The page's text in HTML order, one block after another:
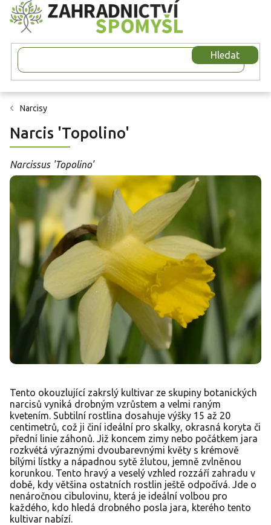
Přejít
na
obsah
Hledat
Narcisy
Narcis 'Topolino'
Narcissus 'Topolino'
Tento okouzlující zakrslý kultivar ze skupiny botanických
narcisů vyniká drobným vzrůstem a velmi raným
kvetením. Subtilní rostlina dosahuje výšky 15 až 20
centimetrů, což ji činí ideální pro skalky, okrasná koryta či
přední linie záhonů. Již koncem zimy nebo počátkem jara
rozkvétá výraznými dvoubarevnými květy s krémově
bílými lístky a nápadnou sytě žlutou, jemně zvlněnou
korunkou. Tento hravý a veselý vzhled rozzáří zahradu v
době, kdy většina ostatních rostlin ještě odpočívá. Jde o
nenáročnou cibulovinu, která je ideální volbou pro
každého, kdo hledá drobného posla jara, kterého tento
kultivar nabízí.